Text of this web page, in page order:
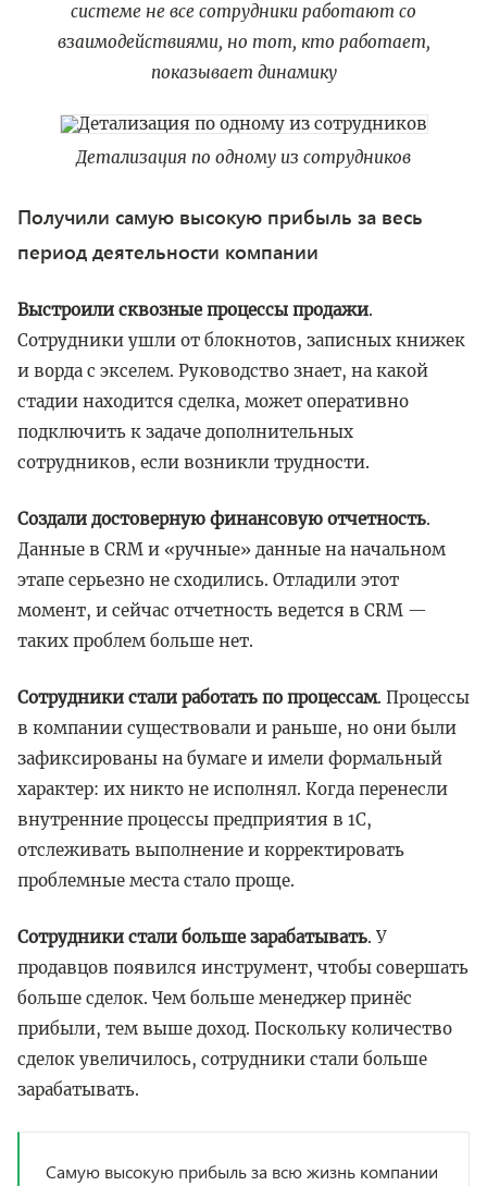
системе не все сотрудники работают со
взаимодействиями, но тот, кто работает,
показывает динамику
Детализация по одному из сотрудников
Получили самую высокую прибыль за весь
период деятельности компании
Выстроили сквозные процессы продажи.
Сотрудники ушли от блокнотов, записных книжек
и ворда с экселем. Руководство знает, на какой
стадии находится сделка, может оперативно
подключить к задаче дополнительных
сотрудников, если возникли трудности.
Создали достоверную финансовую отчетность.
Данные в CRM и «ручные» данные на начальном
этапе серьезно не сходились. Отладили этот
момент, и сейчас отчетность ведется в CRM —
таких проблем больше нет.
Сотрудники стали работать по процессам. Процессы
в компании существовали и раньше, но они были
зафиксированы на бумаге и имели формальный
характер: их никто не исполнял. Когда перенесли
внутренние процессы предприятия в 1C,
отслеживать выполнение и корректировать
проблемные места стало проще.
Сотрудники стали больше зарабатывать. У
продавцов появился инструмент, чтобы совершать
больше сделок. Чем больше менеджер принёс
прибыли, тем выше доход. Поскольку количество
сделок увеличилось, сотрудники стали больше
зарабатывать.
Самую высокую прибыль за всю жизнь компании